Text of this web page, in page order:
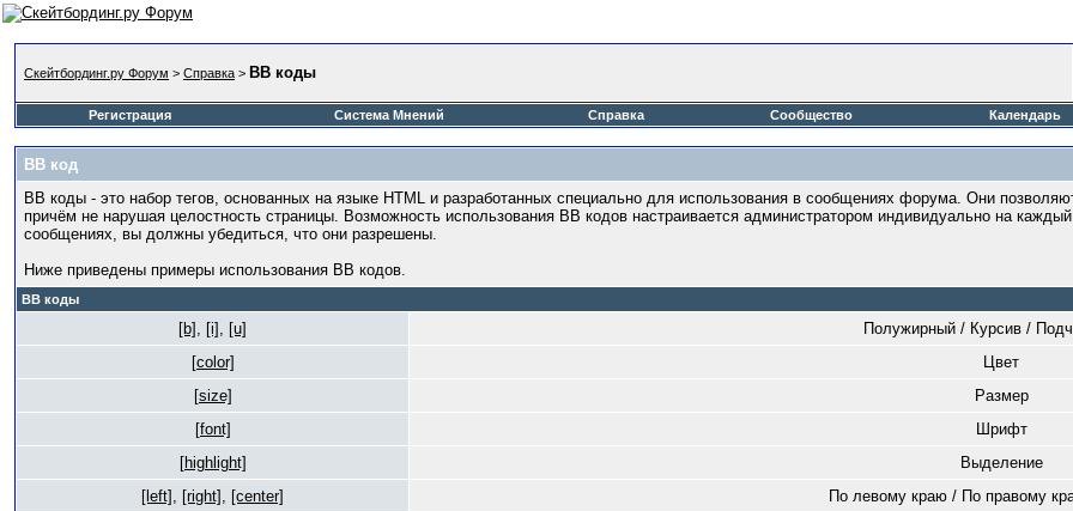
Скейтбординг.ру Форум > Справка > BB коды
Регистрация Система Мнений Справка Сообщество Календарь
BB код
BB коды - это набор тегов, основанных на языке HTML и разработанных специально для использования в сообщениях форума. Они
причём не нарушая целостность страницы. Возможность использования BB кодов настраивается администратором индивидуально на
сообщениях, вы должны убедиться, что они разрешены.
Ниже приведены примеры использования BB кодов.
BB коды
[b] , [i] , [u]
Полужирный / Курсив /
[color]
Цвет
[size]
Размер
[font]
Шрифт
[highlight]
Выделение
[left] , [right] , [center]
По левому краю / По правому